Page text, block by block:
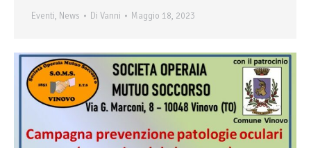
Eventi, News Di Vanni Maggio 18, 2023